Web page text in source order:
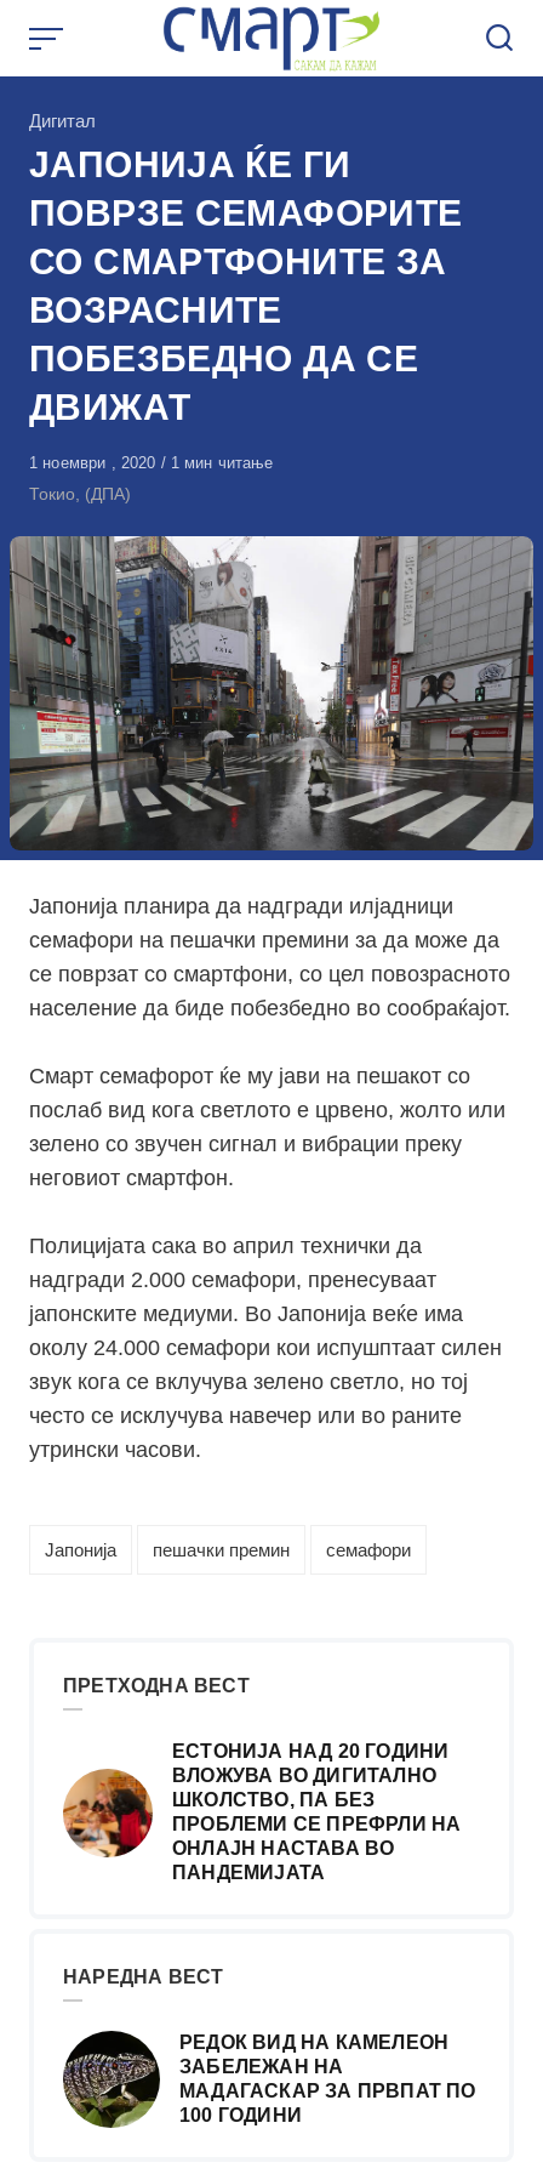
КАтегорија
Дигитал
ЈАПОНИЈА ЌЕ ГИ
ПОВРЗЕ СЕМАФОРИТЕ
СО СМАРТФОНИТЕ ЗА
ВОЗРАСНИТЕ
ПОБЕЗБЕДНО ДА СЕ
ДВИЖАТ
Објавено
на
1 ноември , 2020 1 мин читање
Токио, (ДПА)
Јапонија планира да надгради илјадници
семафори на пешачки премини за да може да
се поврзат со смартфони, со цел повозрасното
население да биде побезбедно во сообраќајот.
Смарт семафорот ќе му јави на пешакот со
послаб вид кога светлото е црвено, жолто или
зелено со звучен сигнал и вибрации преку
неговиот смартфон.
Полицијата сака во април технички да
надгради 2.000 семафори, пренесуваат
јапонските медиуми. Во Јапонија веќе има
околу 24.000 семафори кои испушптаат силен
звук кога се вклучува зелено светло, но тој
често се исклучува навечер или во раните
утрински часови.
Јапонија пешачки премин семафори
ПРЕТХОДНА ВЕСТ
ЕСТОНИЈА НАД 20 ГОДИНИ
ВЛОЖУВА ВО ДИГИТАЛНО
ШКОЛСТВО, ПА БЕЗ
ПРОБЛЕМИ СЕ ПРЕФРЛИ НА
ОНЛАЈН НАСТАВА ВО
ПАНДЕМИЈАТА
НАРЕДНА ВЕСТ
РЕДОК ВИД НА КАМЕЛЕОН
ЗАБЕЛЕЖАН НА
МАДАГАСКАР ЗА ПРВПАТ ПО
100 ГОДИНИ